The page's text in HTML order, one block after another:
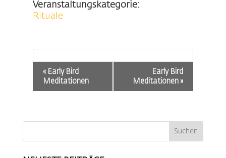
Veranstaltungskategorie:
Rituale
Veranstaltung-
Navigation
«Early Bird
Meditationen
Early Bird
Meditationen»